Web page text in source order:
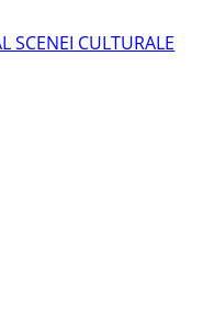
SCENEI CULTURALE